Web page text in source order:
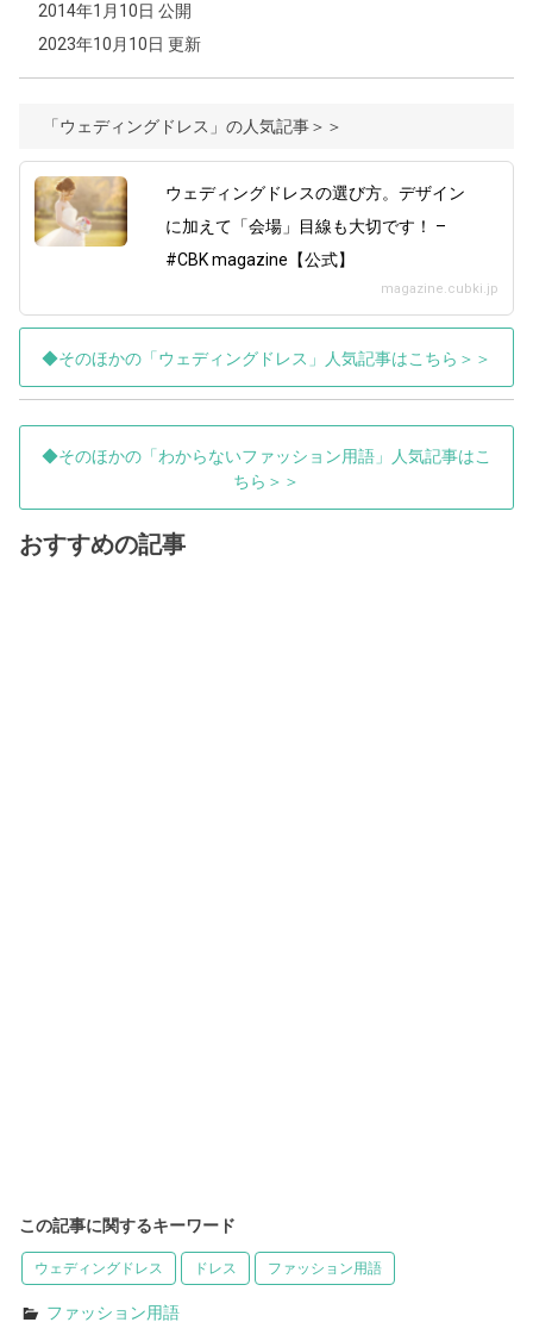
2014年1月10日 公開
2023年10月10日 更新
「ウェディングドレス」の人気記事＞＞
ウェディングドレスの選び方。デザイン
に加えて「会場」目線も大切です！ –
#CBK magazine【公式】
magazine.cubki.jp
◆そのほかの「ウェディングドレス」人気記事はこちら＞＞
◆そのほかの「わからないファッション用語」人気記事はこ
ちら＞＞
おすすめの記事
この記事に関するキーワード
ウェディングドレス ドレス ファッション用語
ファッション用語